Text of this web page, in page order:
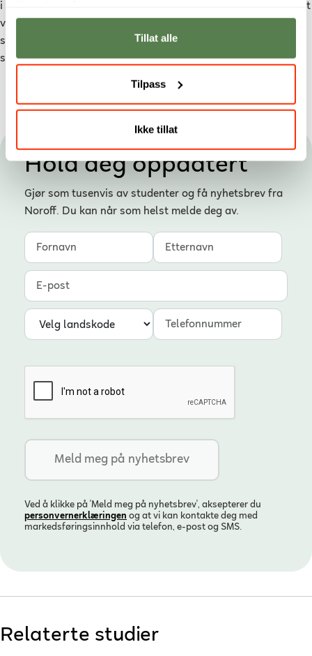
Tillat alle
Tilpass
Ikke tillat
i filmbransjen, og er tilgjengelig i både
. Studiet
ved Noroff utmerker seg til å være det i Skandinavia hvor
studentene jobber på størst antall produksjoner i løpet av
studietiden.Du kan lese mer og sikre deg studieplass her.
Hold deg oppdatert
Gjør som tusenvis av studenter og få nyhetsbrev fra
Noroff. Du kan når som helst melde deg av.
Fornavn
Etternavn
E-post
Landskode
Telefonnummer
Ved å klikke på 'Meld meg på nyhetsbrev', aksepterer du
personvern­erklæringen og at vi kan kontakte deg med
markedsføringsinnhold via telefon, e-post og SMS.
Relaterte studier